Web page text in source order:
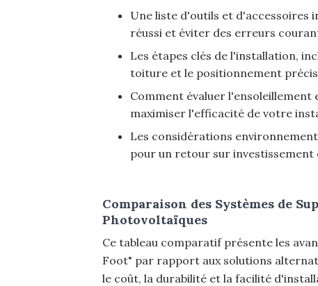
Une liste d'outils et d'accessoires
réussi et éviter des erreurs
Les étapes clés de l'installation,
toiture et le positionnement précis
Comment évaluer l'ensoleillement
maximiser l'efficacité de votre
Les considérations
pour un retour sur investissement
Comparaison des Systèmes de
Photovoltaïques
Ce tableau comparatif présente les
Foot" par rapport aux solutions
le coût, la durabilité et la facilité